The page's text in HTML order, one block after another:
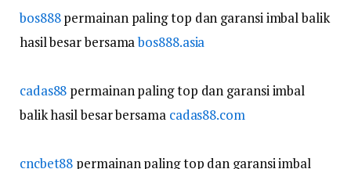
bos888permainan paling top dan garansi imbal balik
hasil besar bersamabos888.asia
cadas88 permainan paling top dan garansi imbal
balik hasil besar bersama cadas88.com
cncbet88 permainan paling top dan garansi imbal